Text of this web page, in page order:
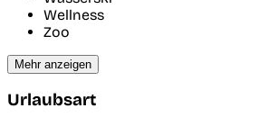
Wellness
Zoo
Mehr anzeigen
Urlaubsart